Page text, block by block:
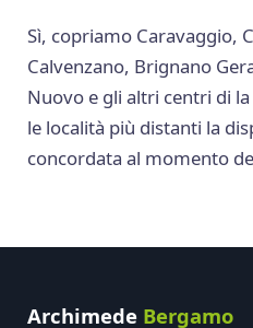
Sì, copriamo Caravaggio,
Calvenzano, Brignano
Nuovo e gli altri centri di
le località più distanti la
concordata al momento
Archimede Bergamo